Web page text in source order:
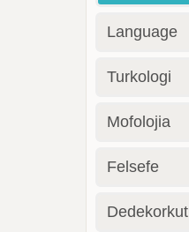
Language
Turkologi
Mofolojia
Felsefe
Dedekorkut